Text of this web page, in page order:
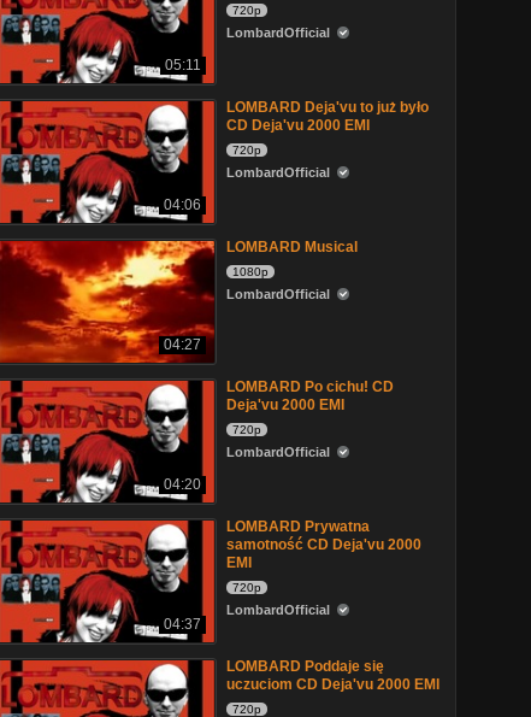
05:11
720p
LombardOfficial
04:06
LOMBARD Deja'vu to już było
CD Deja'vu 2000 EMI
720p
LombardOfficial
04:27
LOMBARD Musical
1080p
LombardOfficial
04:20
LOMBARD Po cichu! CD
Deja'vu 2000 EMI
720p
LombardOfficial
04:37
LOMBARD Prywatna
samotność CD Deja'vu 2000
EMI
720p
LombardOfficial
LOMBARD Poddaje się
uczuciom CD Deja'vu 2000 EMI
720p